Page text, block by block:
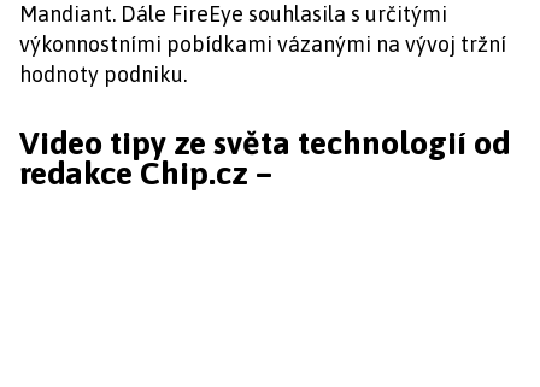
Mandiant. Dále FireEye souhlasila s určitými
výkonnostními pobídkami vázanými na vývoj tržní
hodnoty podniku.
Video tipy ze světa technologií od
redakce Chip.cz –